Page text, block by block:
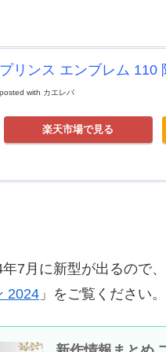
プリンス エンブレム 110
posted with カエレバ
楽天市場で見る
7月に新型が出るので
2024 」をご覧ください。